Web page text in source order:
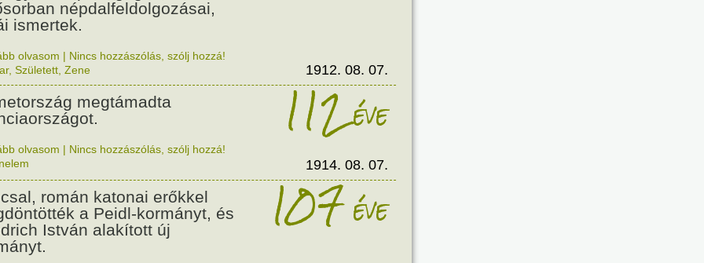
népdalfeldolgozásai,
ismertek.
olvasom | Nincs hozzászólás, szólj hozzá!
, Született Zene 1912. 08. 07.
megtámadta
112éve
olvasom | Nincs hozzászólás, szólj hozzá!
1914. 08. 07.
román katonai erőkkel
a Peidl-kormányt, és
István alakított új
107éve